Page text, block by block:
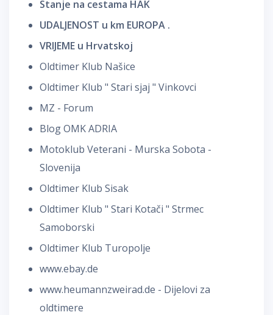
Stanje na cestama HAK
UDALJENOST u km EUROPA .
VRIJEME u Hrvatskoj
Oldtimer Klub Našice
Oldtimer Klub " Stari sjaj " Vinkovci
MZ - Forum
Blog OMK ADRIA
Motoklub Veterani - Murska Sobota -
Slovenija
Oldtimer Klub Sisak
Oldtimer Klub " Stari Kotači " Strmec
Samoborski
Oldtimer Klub Turopolje
www.ebay.de
www.heumannzweirad.de - Dijelovi za
oldtimere